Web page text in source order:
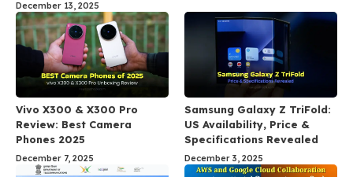
December 13, 2025
Vivo X300 & X300 Pro
Review: Best Camera
Phones 2025
December 7, 2025
Samsung Galaxy Z TriFold:
US Availability, Price &
Specifications Revealed
December 3, 2025